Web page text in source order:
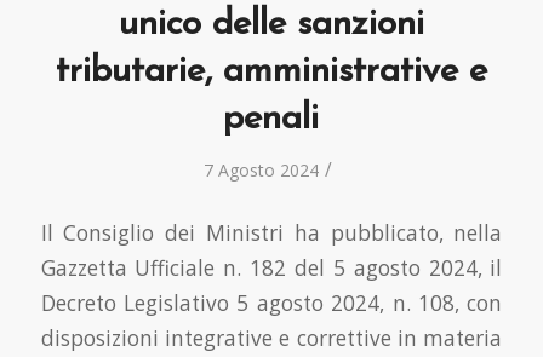
unico delle sanzioni
tributarie, amministrative e
penali
7 Agosto 2024 /
Il Consiglio dei Ministri ha pubblicato, nella
Gazzetta Ufficiale n. 182 del 5 agosto 2024, il
Decreto Legislativo 5 agosto 2024, n. 108, con
disposizioni integrative e correttive in materia